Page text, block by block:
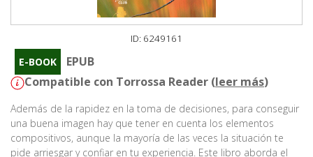
ID: 6249161
E-BOOK
EPUB
Compatible con Torrossa Reader (leer más)
Además de la rapidez en la toma de decisiones, para conseguir
una buena imagen hay que tener en cuenta los elementos
compositivos, aunque la mayoría de las veces la situación te
pide arriesgar y confiar en tu experiencia. Este libro aborda el